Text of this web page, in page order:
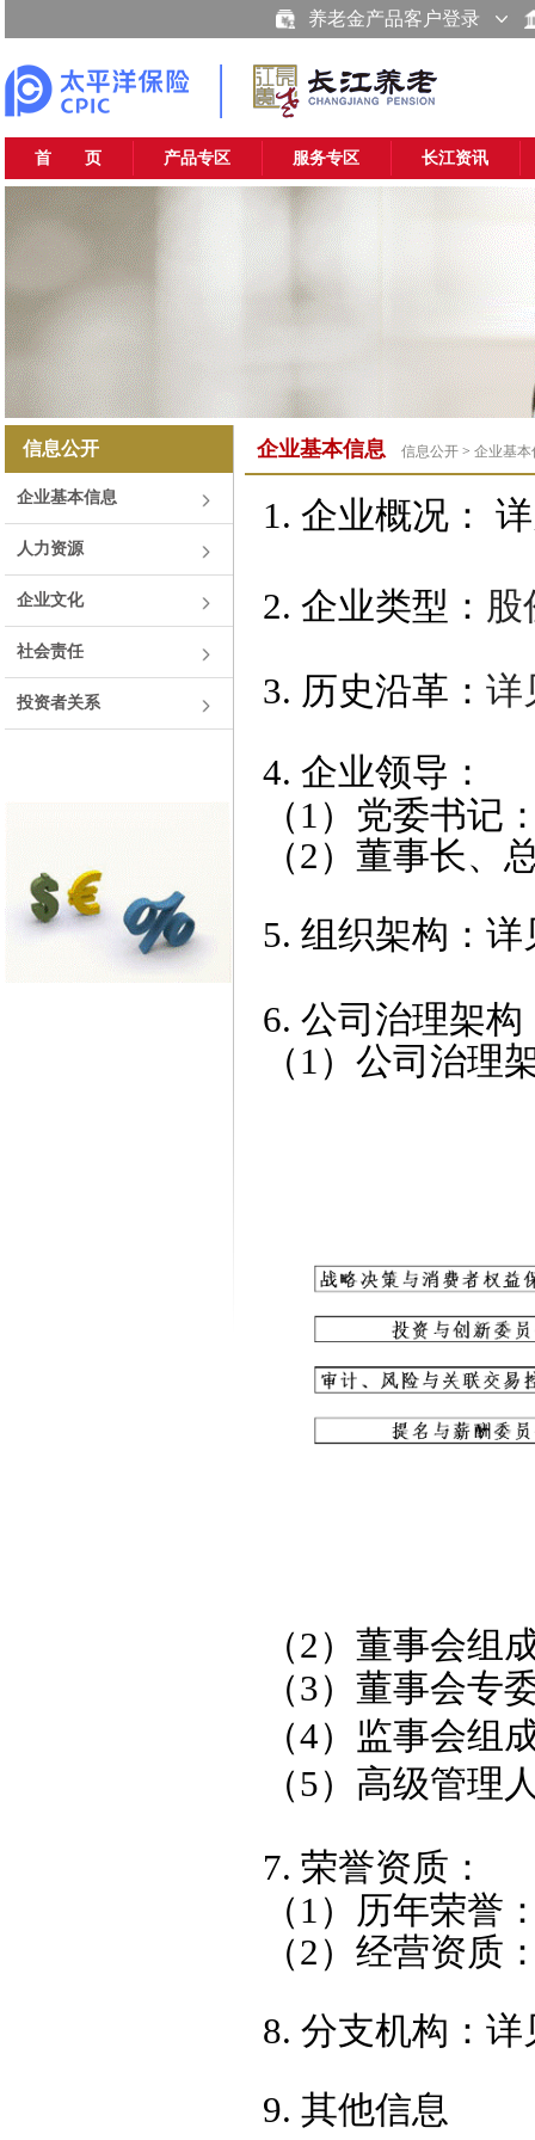
养老金产品客户登录
首 页 产品专区 服务专区 长江资讯
信息公开
企业基本信息
人力资源
企业文化
社会责任
投资者关系
企业基本信息 信息公开> 企业基本
1. 企业概况：
2. 企业类型： 股
3. 历史沿革： 详
4. 企业领导 ：
（1）党委书记
（2） 董事长、
5. 组织架构： 详
6. 公司治理架构
（1）公司治理
（2）董事会组
（3）董事会专
（4）监事会组
（5）高级管理
7. 荣誉资质：
（1）历年荣誉
（2）经营资质
8. 分支机构： 详
9. 其他信息